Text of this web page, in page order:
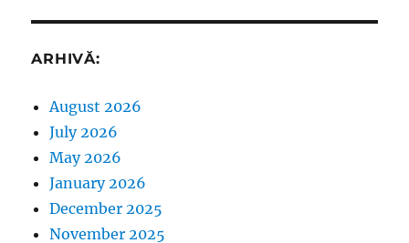
ARHIVĂ:
August 2026
July 2026
May 2026
January 2026
December 2025
November 2025